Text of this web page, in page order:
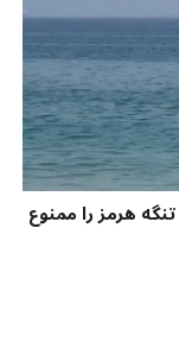
هرمز را ممنوع